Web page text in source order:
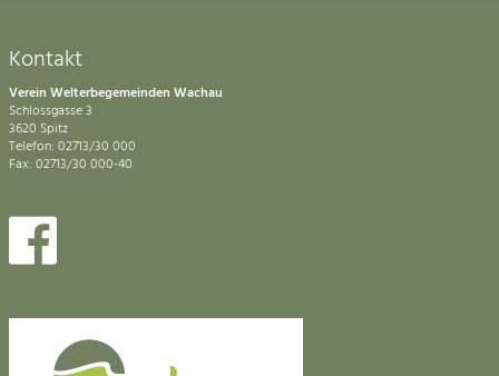
Kontakt
Verein Welterbegemeinden Wachau
Schlossgasse 3
3620 Spitz
Telefon: 02713/30 000
Fax: 02713/30 000-40